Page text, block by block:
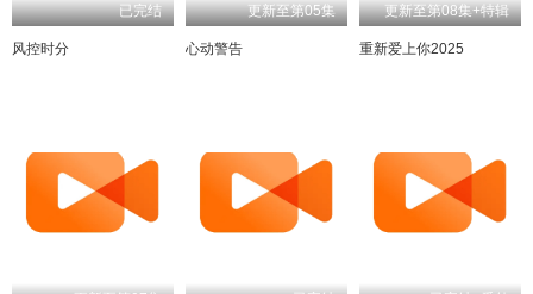
已完结
风控时分
更新至第05集
心动警告
更新至第08集+特辑
重新爱上你2025